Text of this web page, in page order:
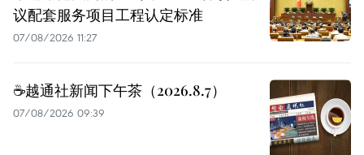
议配套服务项目工程认定标准
07/08/2026 11:27
☕️越通社新闻下午茶（2026.8.7）
07/08/2026 09:39